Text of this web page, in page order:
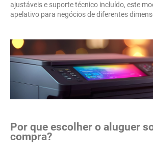
ajustáveis e suporte técnico incluído, este
apelativo para negócios de diferentes
Por que escolher o aluguer
compra?